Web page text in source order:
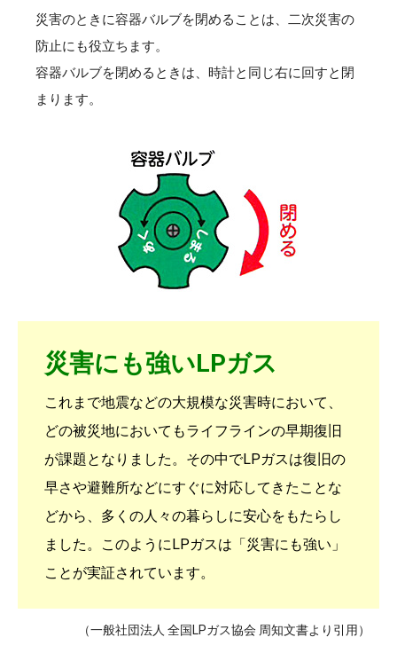
災害のときに容器バルブを閉めることは、二次災害の
防止にも役立ちます。
容器バルブを閉めるときは、時計と同じ右に回すと閉
まります。
災害にも強いLPガス
これまで地震などの大規模な災害時において、
どの被災地においてもライフラインの早期復旧
が課題となりました。その中でLPガスは復旧の
早さや避難所などにすぐに対応してきたことな
どから、多くの人々の暮らしに安心をもたらし
ました。このようにLPガスは「災害にも強い」
ことが実証されています。
（一般社団法人 全国LPガス協会 周知文書より引用）